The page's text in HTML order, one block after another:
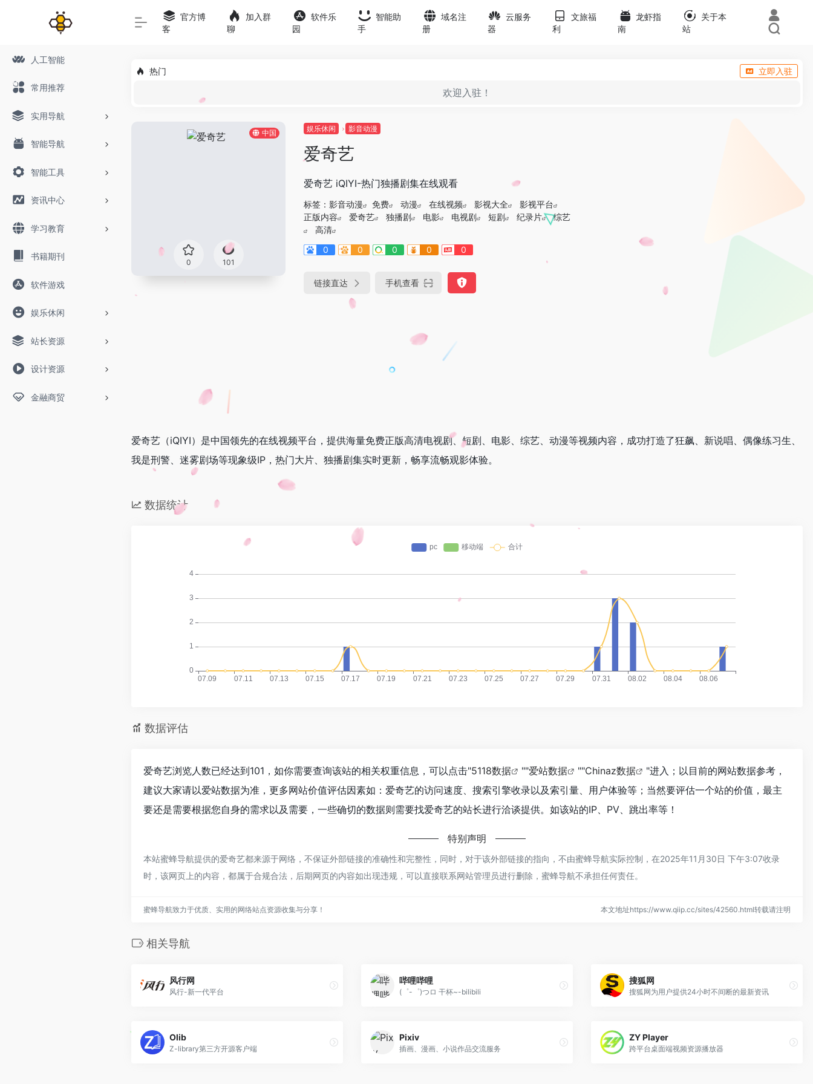
人工智能
常用推荐
实用导航
智能导航
智能工具
资讯中心
学习教育
书籍期刊
软件游戏
娱乐休闲
站长资源
设计资源
金融商贸
官方博
客
加入群
聊
软件乐
园
智能助
手
域名注
册
云服务
器
文旅福
利
龙虾指
南
关于本
站
热门 立即入驻
欢迎入驻！
中国
0 101
娱乐休闲 影音动漫
爱奇艺
爱奇艺 iQIYI-热门独播剧集在线观看
标签： 影音动漫 免费 动漫 在线视频 影视大全
影视平台
正版内容
爱奇艺 独播剧 电影 电视剧 短剧 纪录片
综艺
高清
0
0 0 0 0
链接直达 手机查看
爱奇艺（iQIYI）是中国领先的在线视频平台，提供海量免费正版高清电视剧、短剧、电影、综艺、动漫等视频内容，成功打造了狂飙、新说唱、偶像练习生、
我是刑警、迷雾剧场等现象级IP，热门大片、独播剧集实时更新，畅享流畅观影体验。
数据统计
数据评估
爱奇艺浏览人数已经达到101，如你需要查询该站的相关权重信息，可以点击"5118数据 ""爱站数据 ""Chinaz数据
"进入；以目前的网站数据参考，
建议大家请以爱站数据为准，更多网站价值评估因素如：爱奇艺的访问速度、搜索引擎收录以及索引量、用户体验等；当然要评估一个站的价值，最主
要还是需要根据您自身的需求以及需要，一些确切的数据则需要找爱奇艺的站长进行洽谈提供。如该站的IP、PV、跳出率等！
特别声明
本站蜜蜂导航提供的爱奇艺都来源于网络，不保证外部链接的准确性和完整性，同时，对于该外部链接的指向，不由蜜蜂导航实际控制，在2025年11月30日 下午3:07收录
时，该网页上的内容，都属于合规合法，后期网页的内容如出现违规，可以直接联系网站管理员进行删除，蜜蜂导航不承担任何责任。
蜜蜂导航致力于优质、实用的网络站点资源收集与分享！ 本文地址https://www.qiip.cc/sites/42560.html转载请注明
相关导航
风行网
风行-新一代平台
哔哩哔哩
(゜-゜)つロ 干杯~-bilibili
搜狐网
搜狐网为用户提供24小时不间断的最新资讯
Olib
Z-library第三方开源客户端
Pixiv
插画、漫画、小说作品交流服务
ZY Player
跨平台桌面端视频资源播放器